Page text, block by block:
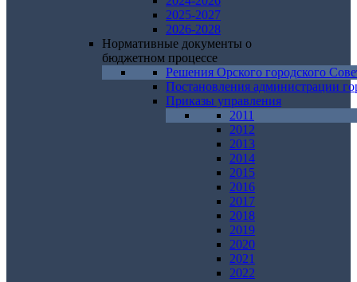
2025-2027
2026-2028
Нормативные документы о
бюджетном процессе
Решения Орского городского
Постановления администрации
Приказы управления
2011
2012
2013
2014
2015
2016
2017
2018
2019
2020
2021
2022